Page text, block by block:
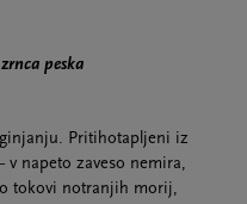
peska
Pritihotapljeni iz
v napeto zaveso nemira,
tokovi notranjih morij,